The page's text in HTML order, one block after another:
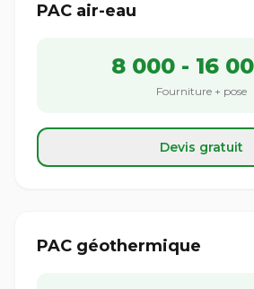
PAC air-eau
8 000 - 16
Fourniture + pose
Devis gratuit
PAC géothermique